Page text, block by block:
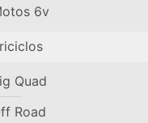
6v
Quad
Road